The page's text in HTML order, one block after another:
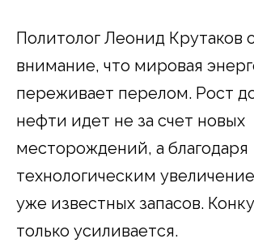
Политолог Леонид Крутаков
внимание, что мировая
переживает перелом. Рост
нефти идет не за счет новых
месторождений, а благодаря
технологическим
уже известных запасов.
только усиливается.